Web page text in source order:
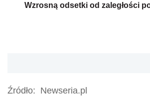
Wzrosną odsetki od zaległości
Źródło: Newseria.pl